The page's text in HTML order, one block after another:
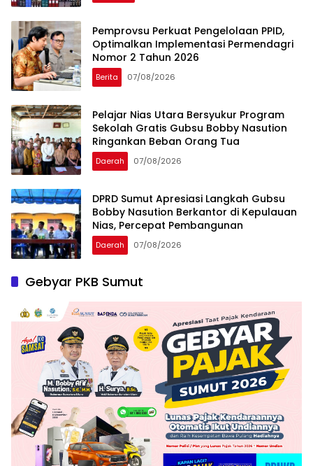
Pemprovsu Perkuat Pengelolaan PPID,
Optimalkan Implementasi Permendagri
Nomor 2 Tahun 2026
Berita 07/08/2026
Pelajar Nias Utara Bersyukur Program
Sekolah Gratis Gubsu Bobby Nasution
Ringankan Beban Orang Tua
Daerah 07/08/2026
DPRD Sumut Apresiasi Langkah Gubsu
Bobby Nasution Berkantor di Kepulauan
Nias, Percepat Pembangunan
Daerah 07/08/2026
Gebyar PKB Sumut